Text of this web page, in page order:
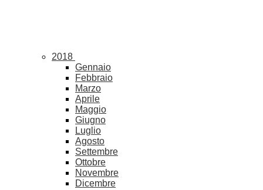
2018
Gennaio
Febbraio
Marzo
Aprile
Maggio
Giugno
Luglio
Agosto
Settembre
Ottobre
Novembre
Dicembre